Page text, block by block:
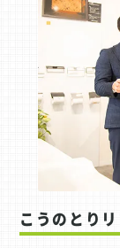
こうのとり